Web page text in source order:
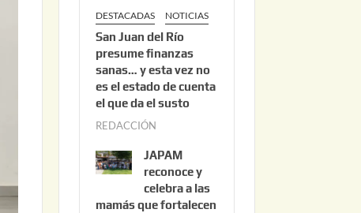
2
6
DESTACADAS NOTICIAS
San Juan del Río
presume finanzas
sanas… y esta vez no
es el estado de cuenta
el que da el susto
REDACCIÓN
s
t
JAPAM
reconoce y
celebra a las
mamás que fortalecen